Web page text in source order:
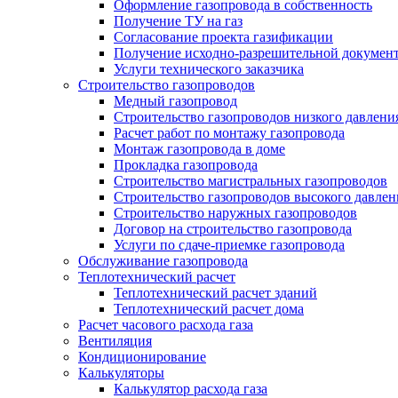
Оформление газопровода в собственность
Получение ТУ на газ
Согласование проекта газификации
Получение исходно-разрешительной
Услуги технического заказчика
Строительство газопроводов
Медный газопровод
Строительство газопроводов низкого
Расчет работ по монтажу газопровода
Монтаж газопровода в доме
Прокладка газопровода
Строительство магистральных газопроводов
Строительство газопроводов высокого
Строительство наружных газопроводов
Договор на строительство газопровода
Услуги по сдаче-приемке газопровода
Обслуживание газопровода
Теплотехнический расчет
Теплотехнический расчет зданий
Теплотехнический расчет дома
Расчет часового расхода газа
Вентиляция
Кондиционирование
Калькуляторы
Калькулятор расхода газа